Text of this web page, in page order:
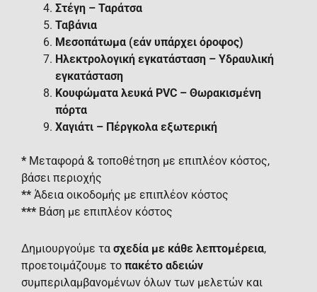
Στέγη – Ταράτσα
Ταβάνια
Μεσοπάτωμα (εάν υπάρχει όροφος)
Ηλεκτρολογική εγκατάσταση – Υδραυλική
εγκατάσταση
Κουφώματα λευκά PVC – Θωρακισμένη
πόρτα
Χαγιάτι – Πέργκολα εξωτερική
* Μεταφορά & τοποθέτηση με επιπλέον κόστος,
βάσει περιοχής
** Άδεια οικοδομής με επιπλέον κόστος
*** Βάση με επιπλέον κόστος
Δημιουργούμε τα σχεδία με κάθε λεπτομέρεια,
προετοιμάζουμε το πακέτο αδειών
συμπεριλαμβανομένων όλων των μελετών και